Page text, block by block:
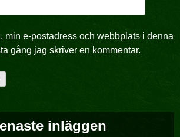
min e-postadress och webbplats i denna
gång jag skriver en kommentar.
inläggen